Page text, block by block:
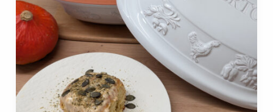
cremig
&
schnell
im
Multi-
Bräter